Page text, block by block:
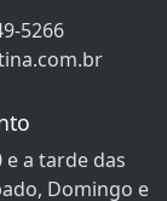
Domingo e